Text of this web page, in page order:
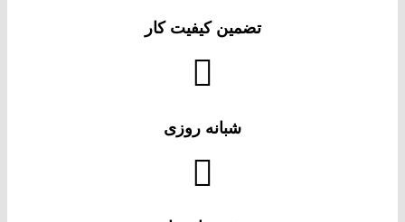
تضمین کیفیت کار
شبانه روزی